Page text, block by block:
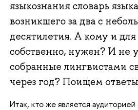
языкознания словарь
возникшего за два с
десятилетия. А кому и для
собственно, нужен? И не
собранные лингвистами
через год? Поищем
Итак, кто же является